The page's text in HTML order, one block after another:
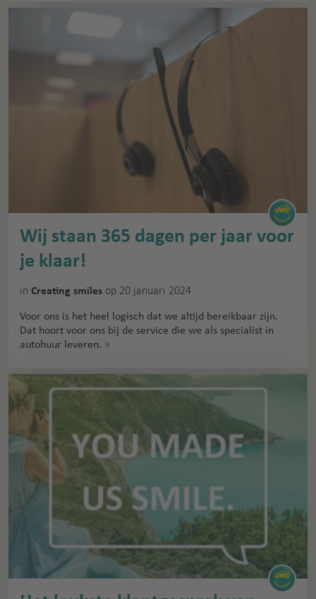
Wij staan 365 dagen per jaar voor
je klaar!
in Creating smiles op 20 januari 2024
Voor ons is het heel logisch dat we altijd bereikbaar zijn.
Dat hoort voor ons bij de service die we als specialist in
autohuur leveren. »